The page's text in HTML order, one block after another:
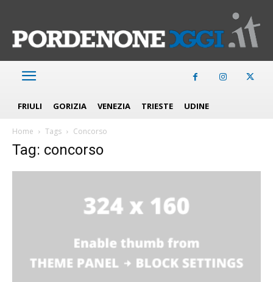
FRIULI GORIZIA VENEZIA TRIESTE UDINE
Home Tags Concorso
Tag: concorso